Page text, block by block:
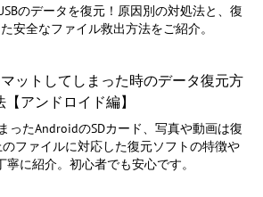
のデータを復元！原因別の対処法と、復
安全なファイル救出方法をご紹介。
ットしてしまった時のデータ復元方
【アンドロイド編】
ったAndroidのSDカード、写真や動画は復
ファイルに対応した復元ソフトの特徴や
寧に紹介。初心者でも安心です。